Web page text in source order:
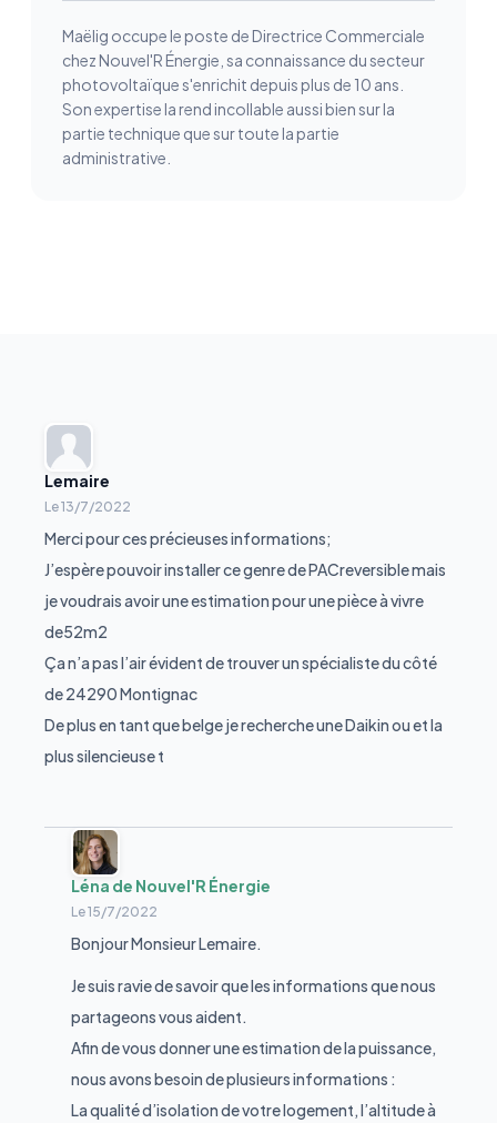
Maëlig occupe le poste de Directrice Commerciale
chez Nouvel'R Énergie, sa connaissance du secteur
photovoltaïque s'enrichit depuis plus de 10 ans.
Son expertise la rend incollable aussi bien sur la
partie technique que sur toute la partie
administrative.
Lemaire
Le13/7/2022
Merci pour ces précieuses informations;
J’espère pouvoir installer ce genre de PACreversible mais
je voudrais avoir une estimation pour une pièce à vivre
de52m2
Ça n’a pas l’air évident de trouver un spécialiste du côté
de 24290 Montignac
De plus en tant que belge je recherche une Daikin ou et la
plus silencieuse t
Léna de Nouvel'R Énergie
Le15/7/2022
Bonjour Monsieur Lemaire.
Je suis ravie de savoir que les informations que nous
partageons vous aident.
Afin de vous donner une estimation de la puissance,
nous avons besoin de plusieurs informations :
La qualité d’isolation de votre logement, l’altitude à